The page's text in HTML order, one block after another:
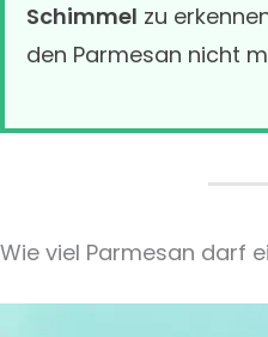
Schimmel zu
den Parmesan nicht
Wie viel Parmesan darf